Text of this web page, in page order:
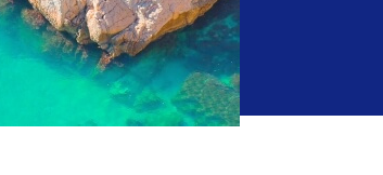
sur le secteur ? Vous cherchez un
13013 ? Consultez nos annonces en